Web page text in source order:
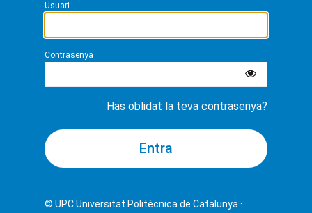
Usuari
Contrasenya
Has oblidat la teva contrasenya?
© UPCUniversitat Politècnica de Catalunya ·